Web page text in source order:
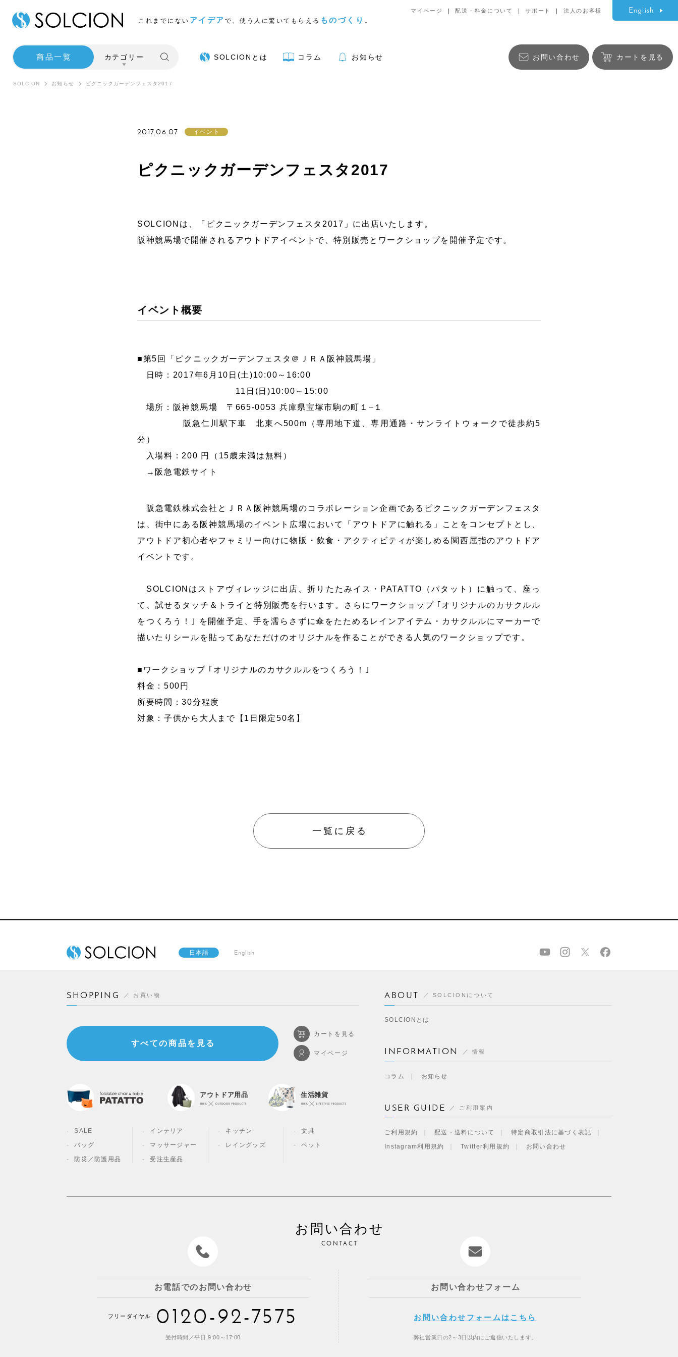
これまでにない アイデア で、使う人に驚いてもらえる ものづくり 。
マイページ 配送・料金について サポート 法人のお客様 English
商品一覧 カテゴリー SOLCIONとは コラム お知らせ お問い合わせ カートを見る
SOLCION お知らせ ピクニックガーデンフェスタ2017
ピクニックガーデンフェスタ2017
2017.06.07 イベント
SOLCIONは、「ピクニックガーデンフェスタ2017」に出店いたします。
阪神競馬場で開催されるアウトドアイベントで、特別販売とワークショップを開催予定です。
イベント概要
■第5回「ピクニックガーデンフェスタ＠ＪＲＡ阪神競馬場」
日時：2017年6月10日(土)10:00～16:00
11日(日)10:00～15:00
場所：阪神競馬場 〒665-0053 兵庫県宝塚市駒の町１−１
阪急仁川駅下車 北東へ500m（専用地下道、専用通路・サンライトウォークで徒歩約5
分）
入場料：200 円（15歳未満は無料）
→阪急電鉄サイト
阪急電鉄株式会社とＪＲＡ阪神競馬場のコラボレーション企画であるピクニックガーデンフェスタ
は、街中にある阪神競馬場のイベント広場において「アウトドアに触れる」ことをコンセプトとし、
アウトドア初心者やフャミリー向けに物販・飲食・アクティビティが楽しめる関西屈指のアウトドア
イベントです。
SOLCIONはストアヴィレッジに出店、折りたたみイス・PATATTO（パタット）に触って、座っ
て、試せるタッチ＆トライと特別販売を行います。さらにワークショップ ｢オリジナルのカサクルル
をつくろう！｣ を開催予定、手を濡らさずに傘をたためるレインアイテム・カサクルルにマーカーで
描いたりシールを貼ってあなただけのオリジナルを作ることができる人気のワークショップです。
■ワークショップ ｢オリジナルのカサクルルをつくろう！｣
料金：500円
所要時間：30分程度
対象：子供から大人まで【1日限定50名】
一覧に戻る
日本語 English
SHOPPING お買い物
すべての商品を見る
カートを見る
マイページ
アウトドア用品 生活雑貨
SALE インテリア キッチン
文具
バッグ
マッサージャー レイングッズ
ペット
防災／ 防護用品 受注生産品
ABOUT SOLCIONについて
SOLCIONとは
INFORMATION 情報
コラム お知らせ
USER GUIDE ご利用案内
ご利用規約 配送・送料について
特定商取引法に基づく表記
Instagram利用規約
Twitter利用規約 お問い合わせ
お問い合わせ
CONTACT
お電話でのお問い合わせ
フリーダイヤル 0120-92-7575
受付時間／平日 9:00～17:00
お問い合わせフォーム
お問い合わせフォームはこちら
弊社営業日の2～3日以内にご返信いたします。